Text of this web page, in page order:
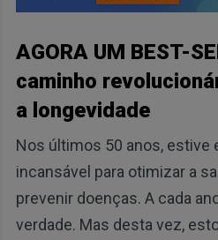
AGORA UM BEST-
caminho
a longevidade
Nos últimos 50 anos, estive
incansável para otimizar a
prevenir doenças. A cada
verdade. Mas desta vez,